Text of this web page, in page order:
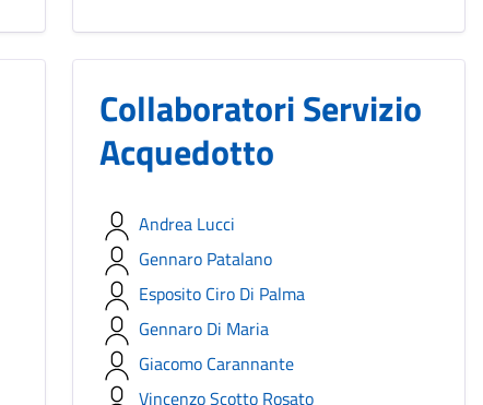
Collaboratori Servizio
Acquedotto
Andrea Lucci
Gennaro Patalano
Esposito Ciro Di Palma
Gennaro Di Maria
Giacomo Carannante
Vincenzo Scotto Rosato